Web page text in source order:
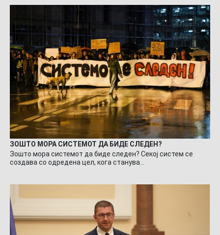
ЗОШТО МОРА СИСТЕМОТ ДА БИДЕ СЛЕДЕН?
Зошто мора системот да биде следен? Секој систем се
создава со одредена цел, кога станува…